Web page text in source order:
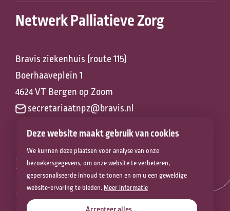
Deze website maakt gebruik van cookies
We kunnen deze plaatsen voor analyse van onze
bezoekersgegevens, om onze website te verbeteren,
gepersonaliseerde inhoud te tonen en om u een geweldige
website-ervaring te bieden. Meer informatie
Netwerk Palliatieve Zorg
Bravis ziekenhuis (route 115)
Boerhaaveplein 1
4624 VT Bergen op Zoom
secretariaatnpz@bravis.nl
Zorg voor het
leven